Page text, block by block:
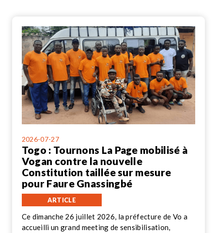
2026-07-27
Togo : Tournons La Page mobilisé à
Vogan contre la nouvelle
Constitution taillée sur mesure
pour Faure Gnassingbé
ARTICLE
Ce dimanche 26 juillet 2026, la préfecture de Vo a
accueilli un grand meeting de sensibilisation,